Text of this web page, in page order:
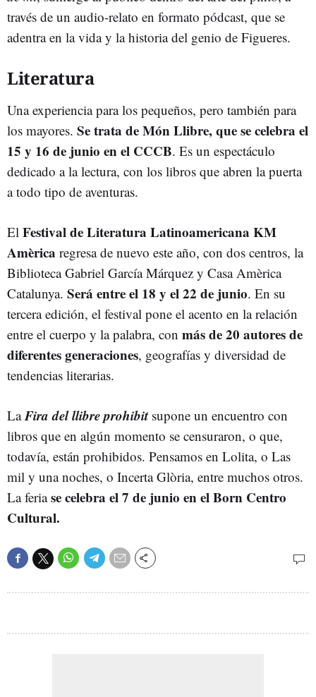
través de un audio-relato en formato pódcast, que se
adentra en la vida y la historia del genio de Figueres.
Literatura
Una experiencia para los pequeños, pero también para
los mayores. Se trata de Món Llibre, que se celebra el
15 y 16 de junio en el CCCB. Es un espectáculo
dedicado a la lectura, con los libros que abren la puerta
a todo tipo de aventuras.
El Festival de Literatura Latinoamericana KM
Amèrica regresa de nuevo este año, con dos centros, la
Biblioteca Gabriel García Márquez y Casa Amèrica
Catalunya. Será entre el 18 y el 22 de junio. En su
tercera edición, el festival pone el acento en la relación
entre el cuerpo y la palabra, con más de 20 autores de
diferentes generaciones, geografías y diversidad de
tendencias literarias.
LaFira del llibre prohibitsupone un encuentro con
libros que en algún momento se censuraron, o que,
todavía, están prohibidos. Pensamos en Lolita, o Las
mil y una noches, o Incerta Glòria, entre muchos otros.
La feriase celebra el 7 de junio en el Born Centro
Cultural.